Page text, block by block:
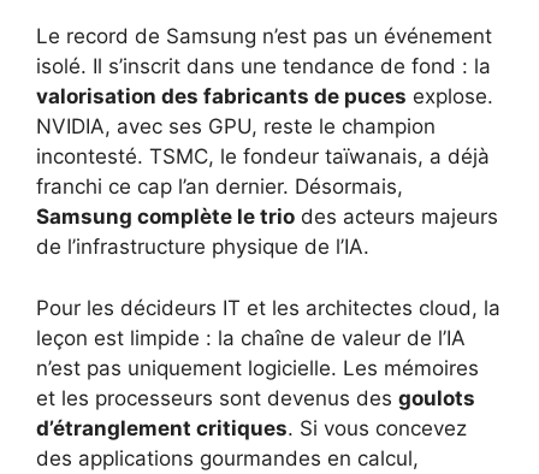
Le record de Samsung n’est pas un événement
isolé. Il s’inscrit dans une tendance de fond : la
valorisation des fabricants de puces explose.
NVIDIA, avec ses GPU, reste le champion
incontesté. TSMC, le fondeur taïwanais, a déjà
franchi ce cap l’an dernier. Désormais,
Samsung complète le trio des acteurs majeurs
de l’infrastructure physique de l’IA.
Pour les décideurs IT et les architectes cloud, la
leçon est limpide : la chaîne de valeur de l’IA
n’est pas uniquement logicielle. Les mémoires
et les processeurs sont devenus des goulots
d’étranglement critiques. Si vous concevez
des applications gourmandes en calcul,